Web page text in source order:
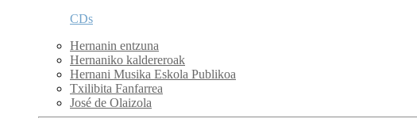
CDs
Hernanin entzuna
Hernaniko kaldereroak
Hernani Musika Eskola Publikoa
Txilibita Fanfarrea
José de Olaizola